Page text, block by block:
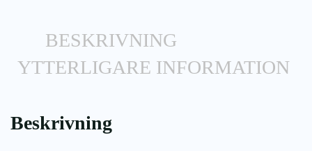
BESKRIVNING
YTTERLIGARE INFORMATION
Beskrivning